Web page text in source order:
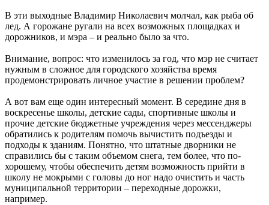
В эти выходные Владимир Николаевич молчал, как рыба об
лед. А горожане ругали на всех возможных площадках и
дорожников, и мэра – и реально было за что.
Внимание, вопрос: что изменилось за год, что мэр не считает
нужным в сложное для городского хозяйства время
продемонстрировать личное участие в решении проблем?
А вот вам еще один интересный момент. В середине дня в
воскресенье школы, детские сады, спортивные школы и
прочие детские бюджетные учреждения через мессенджеры
обратились к родителям помочь вычистить подъезды и
подходы к зданиям. Понятно, что штатные дворники не
справились бы с таким объемом снега, тем более, что по-
хорошему, чтобы обеспечить детям возможность прийти в
школу не мокрыми с головы до ног надо очистить и часть
муниципальной территории – переходные дорожки,
например.